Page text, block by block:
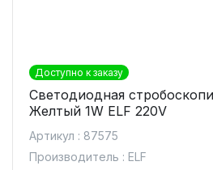
Доступно к заказу
Светодиодная
Желтый 1W ELF 220V
Артикул : 87575
Производитель : ELF